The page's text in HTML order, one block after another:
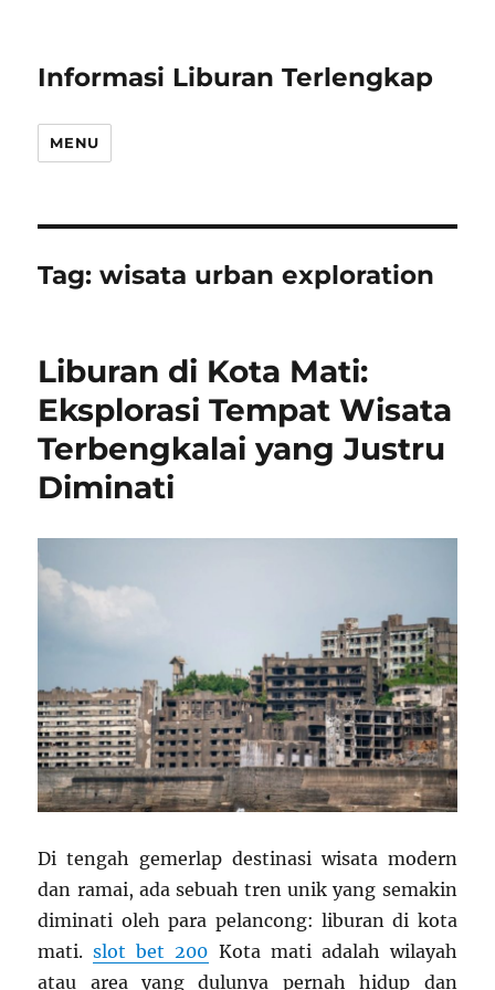
Informasi Liburan Terlengkap
MENU
Tag:wisata urban exploration
Liburan di Kota Mati:
Eksplorasi Tempat Wisata
Terbengkalai yang Justru
Diminati
Di tengah gemerlap destinasi wisata modern
dan ramai, ada sebuah tren unik yang semakin
diminati oleh para pelancong: liburan di kota
mati.slot bet 200 Kota mati adalah wilayah
atau area yang dulunya pernah hidup dan